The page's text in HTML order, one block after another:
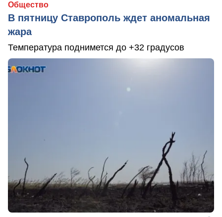
Общество
В пятницу Ставрополь ждет аномальная
жара
Температура поднимется до +32 градусов